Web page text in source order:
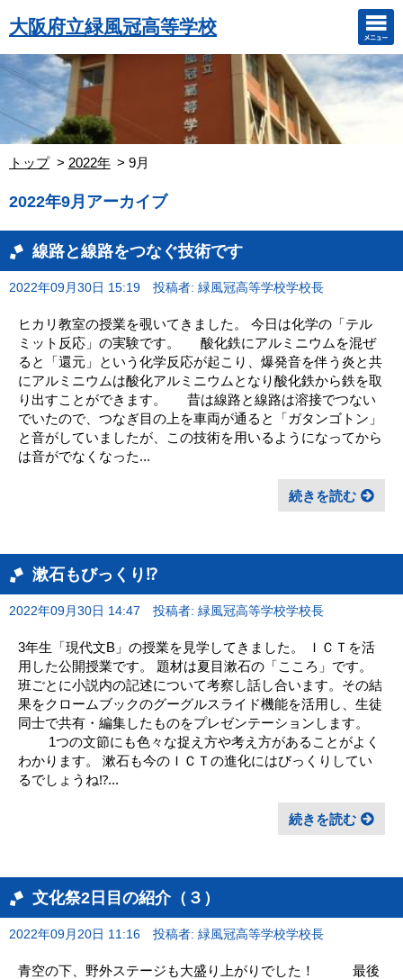
大阪府立緑風冠高等学校
トップ 2022年 9月
2022年9月アーカイブ
線路と線路をつなぐ技術です
2022年09月30日 15:19 投稿者: 緑風冠高等学校学校長
ヒカリ教室の授業を覗いてきました。 今日は化学の「テル
ミット反応」の実験です。 酸化鉄にアルミニウムを混ぜ
ると「還元」という化学反応が起こり、爆発音を伴う炎と共
にアルミニウムは酸化アルミニウムとなり酸化鉄から鉄を取
り出すことができます。 昔は線路と線路は溶接でつない
でいたので、つなぎ目の上を車両が通ると「ガタンゴトン」
と音がしていましたが、この技術を用いるようになってから
は音がでなくなった...
続きを読む
漱石もびっくり⁉
2022年09月30日 14:47 投稿者: 緑風冠高等学校学校長
3年生「現代文B」の授業を見学してきました。 ＩＣＴを活
用した公開授業です。 題材は夏目漱石の「こころ」です。
班ごとに小説内の記述について考察し話し合います。その結
果をクロームブックのグーグルスライド機能を活用し、生徒
同士で共有・編集したものをプレゼンテーションします。
1つの文節にも色々な捉え方や考え方があることがよく
わかります。 漱石も今のＩＣＴの進化にはびっくりしてい
るでしょうね⁉...
続きを読む
文化祭2日目の紹介（３）
2022年09月20日 11:16 投稿者: 緑風冠高等学校学校長
青空の下、野外ステージも大盛り上がりでした！ 最後